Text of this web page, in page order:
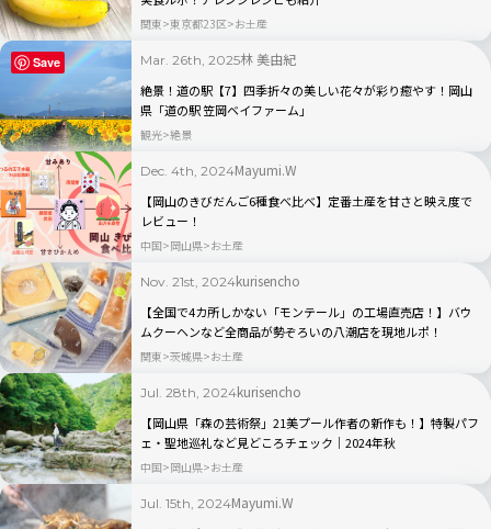
関東 東京都23区 お土産
Mar. 26th, 2025林 美由紀
絶景！道の駅【7】四季折々の美しい花々が彩り癒やす！岡山
県「道の駅 笠岡ベイファーム」
観光 絶景
Dec. 4th, 2024Mayumi.W
【岡山のきびだんご6種食べ比べ】定番土産を甘さと映え度で
レビュー！
中国 岡山県 お土産
Nov. 21st, 2024kurisencho
【全国で4カ所しかない「モンテール」の工場直売店！】バウ
ムクーヘンなど全商品が勢ぞろいの八潮店を現地ルポ！
関東 茨城県 お土産
Jul. 28th, 2024kurisencho
【岡山県「森の芸術祭」21美プール作者の新作も！】特製パフ
ェ・聖地巡礼など見どころチェック｜2024年秋
中国 岡山県 お土産
Jul. 15th, 2024Mayumi.W
Save